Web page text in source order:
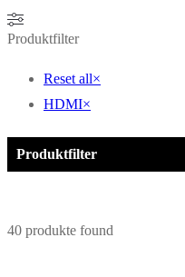
Produktfilter
Reset all×
HDMI×
Produktfilter
40 produkte found